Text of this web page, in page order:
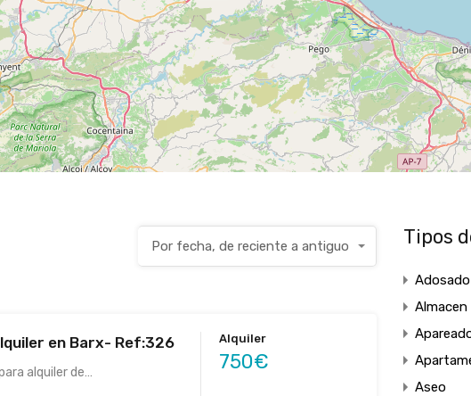
Por fecha, de reciente a antiguo
en Barx- Ref:326
alquiler de…
Alquiler
750€
Tipos
Adosado
Almacen
Aseo